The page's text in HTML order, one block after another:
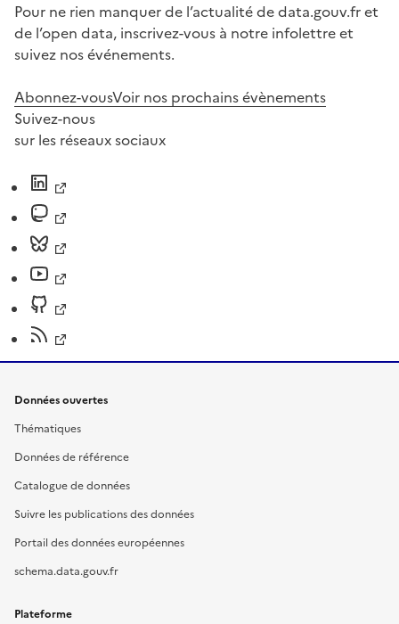
Pour ne rien manquer de l’actualité de data.gouv.fr et
de l’open data, inscrivez-vous à notre infolettre et
suivez nos événements.
Abonnez-vousVoir nos prochains évènements
Suivez-nous
sur les réseaux sociaux
Données ouvertes
Thématiques
Données de référence
Catalogue de données
Suivre les publications des données
Portail des données européennes
schema.data.gouv.fr
Plateforme